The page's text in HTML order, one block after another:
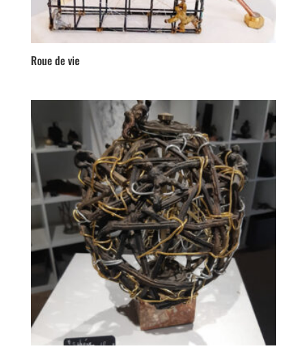
Roue de vie